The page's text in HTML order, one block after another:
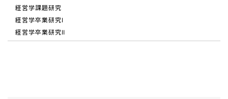
経営学課題研究
経営学卒業研究Ⅰ
経営学卒業研究Ⅱ